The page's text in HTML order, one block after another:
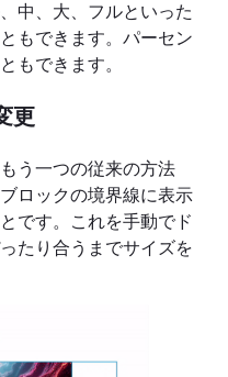
中、大、フルといった
もできます。パーセン
もできます。
更
う一つの従来の方法
ロックの境界線に表示
です。これを手動でド
たり合うまでサイズを